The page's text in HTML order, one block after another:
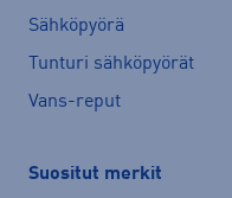
Sähköpyörä
Tunturi sähköpyörät
Vans-reput
Suositut merkit